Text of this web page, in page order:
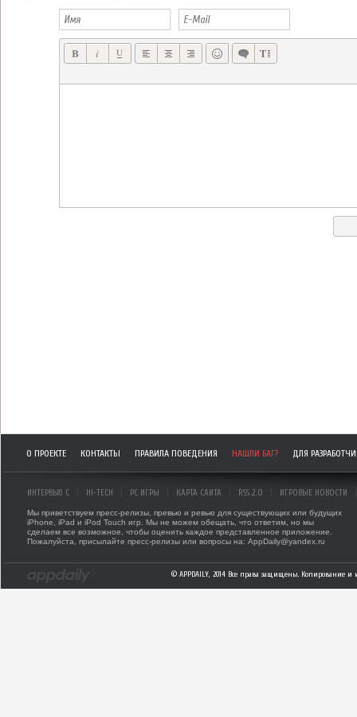
О ПРОЕКТЕ КОНТАКТЫ ПРАВИЛА ПОВЕДЕНИЯ НАШЛИ БАГ? ДЛЯ
ИНТЕРВЬЮ С HI-TECH PC ИГРЫ КАРТА САЙТА RSS 2.0 ИГРОВЫЕ НОВОСТИ
Мы приветствуем пресс-релизы, превью и ревью для существующих или будущих
iPhone, iPad и iPod Touch игр. Мы не можем обещать, что ответим, но мы
сделаем все возможное, чтобы оценить каждое представленное приложение.
Пожалуйста, присылайте пресс-релизы или вопросы на: AppDaily@yandex.ru
© APPDAILY, 2014 Все права защищены. Копирование и